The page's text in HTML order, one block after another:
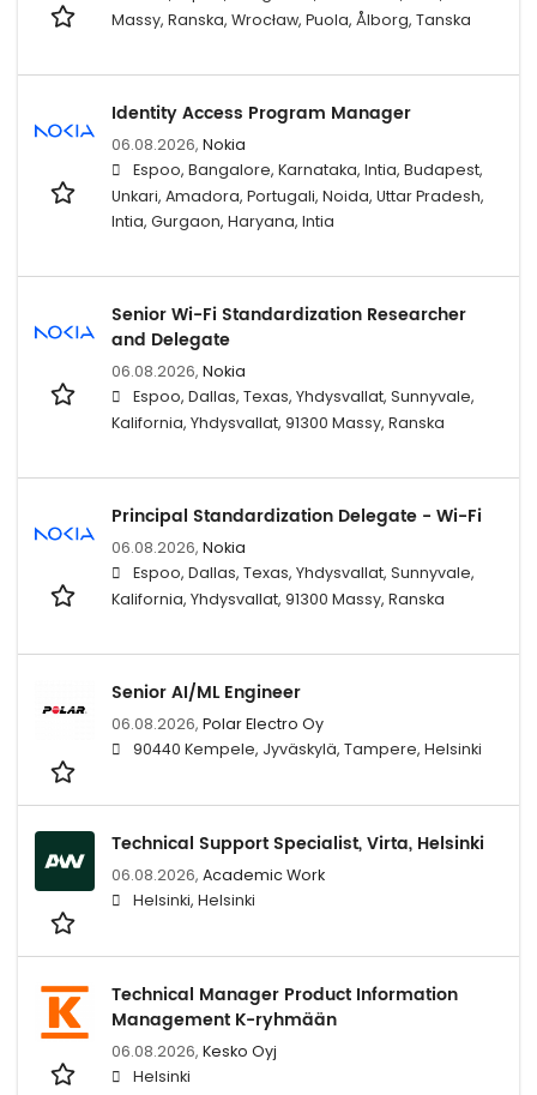
Massy, Ranska, Wrocław, Puola, Ålborg, Tanska
Identity Access Program Manager
06.08.2026, Nokia
Espoo, Bangalore, Karnataka, Intia, Budapest,
Unkari, Amadora, Portugali, Noida, Uttar Pradesh,
Intia, Gurgaon, Haryana, Intia
Senior Wi-Fi Standardization Researcher
and Delegate
06.08.2026, Nokia
Espoo, Dallas, Texas, Yhdysvallat, Sunnyvale,
Kalifornia, Yhdysvallat, 91300 Massy, Ranska
Principal Standardization Delegate - Wi-Fi
06.08.2026, Nokia
Espoo, Dallas, Texas, Yhdysvallat, Sunnyvale,
Kalifornia, Yhdysvallat, 91300 Massy, Ranska
Senior AI/ML Engineer
06.08.2026, Polar Electro Oy
90440 Kempele, Jyväskylä, Tampere, Helsinki
Technical Support Specialist, Virta, Helsinki
06.08.2026, Academic Work
Helsinki, Helsinki
Technical Manager Product Information
Management K-ryhmään
06.08.2026, Kesko Oyj
Helsinki